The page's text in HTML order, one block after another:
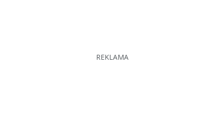
REKLAMA